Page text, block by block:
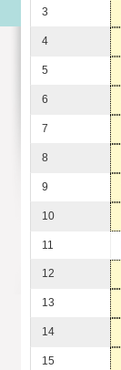
3
4
5
6
7
8
9
10
11
12
13
14
15